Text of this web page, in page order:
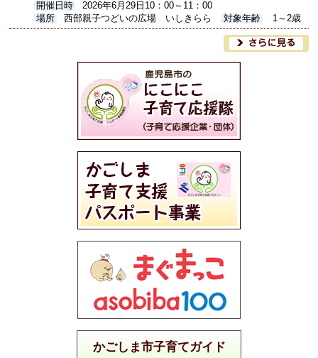
開催日時
2026年6月29日10：00～11：00
場所
西部親子つどいの広場 いしきらら 対象年齢 1～2歳
かごしま市子育てガイド